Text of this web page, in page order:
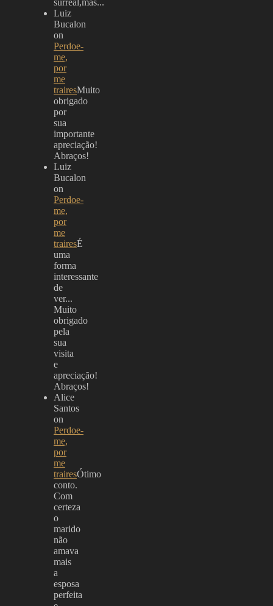
Luiz
Bucalon
on
Perdoe-
me,
por
me
trairesMuito
obrigado
por
sua
importante
apreciação!
Abraços!
Luiz
Bucalon
on
Perdoe-
me,
por
me
trairesÉ
uma
forma
interessante
de
ver...
Muito
obrigado
pela
sua
visita
e
apreciação!
Abraços!
Alice
Santos
on
Perdoe-
me,
por
me
trairesÓtimo
conto.
Com
certeza
o
marido
não
amava
mais
a
esposa
perfeita